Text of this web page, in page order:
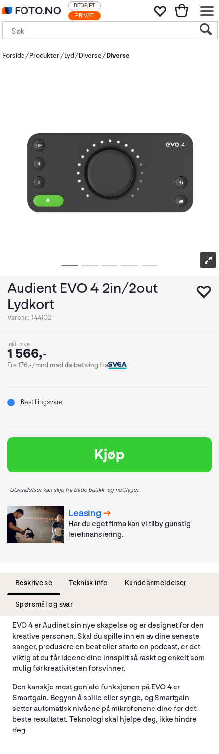
PRIVAT
BEDRIFT
Forside Produkter Lyd Diverse Diverse
Audient EVO 4 2in/2out
Lydkort
Varenr: 144102
inkl. mva
1 566,-
Fra 176,-/mnd med delbetaling fra
Bestillingsvare
Kjøp
Utsendelser kan skje fra både butikk- og nettlager.
Leasing
Har du eget firma kan vi tilby gunstig
leiefinansiering.
Beskrivelse Teknisk info Kundeanmeldelser
Spørsmål og svar
EVO 4 er Audinet sin nye skapelse og er designet for den
kreative personen. Skal du spille inn en av dine seneste
sanger, produsere en beat eller starte en podcast, er det
viktig at du får ideene dine innspilt så raskt og enkelt som
mulig før kreativiteten forsvinner.
Den kanskje mest geniale funksjonen på EVO 4 er
Smartgain. Begynn å spille eller synge, og Smartgain
setter automatisk nivåene på mikrofonene dine for det
beste resultatet. Teknologi skal hjelpe deg, ikke hindre
deg